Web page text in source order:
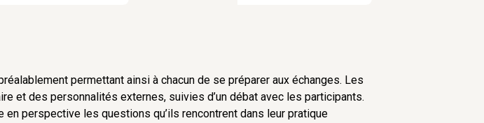
? Ne
sur
un enjeu
de préserverpermettant ainsi à chacun de se préparer aux échanges. Les
et des personnalités externes, suivies d’un débat avec les participants.
perspective les questions qu’ils rencontrent dans leur pratique